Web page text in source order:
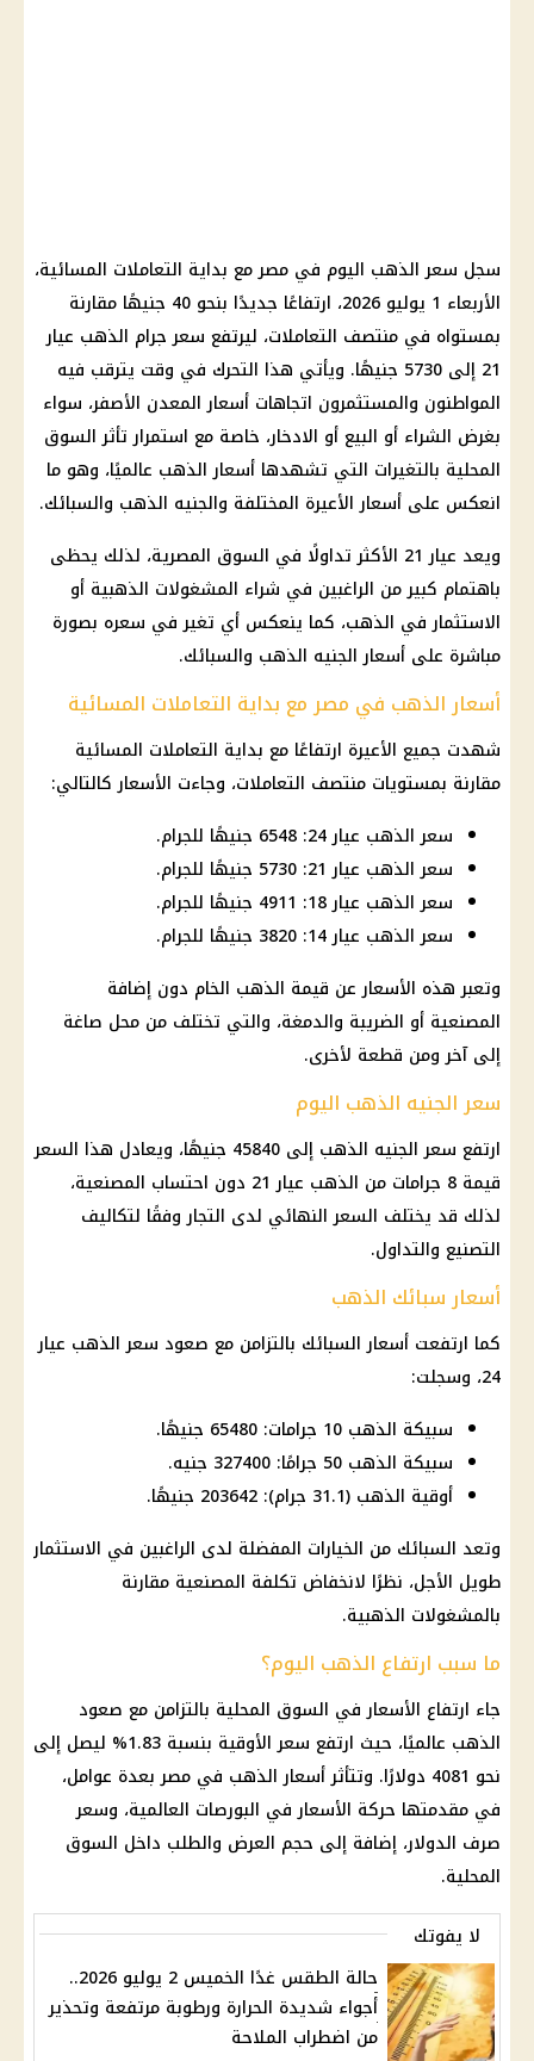
سجل سعر الذهب اليوم في مصر مع بداية التعاملات المسائية،
الأربعاء 1 يوليو 2026، ارتفاعًا جديدًا بنحو 40 جنيهًا مقارنة
بمستواه في منتصف التعاملات، ليرتفع سعر جرام الذهب عيار
21 إلى 5730 جنيهًا. ويأتي هذا التحرك في وقت يترقب فيه
المواطنون والمستثمرون اتجاهات أسعار المعدن الأصفر، سواء
بغرض الشراء أو البيع أو الادخار، خاصة مع استمرار تأثر السوق
المحلية بالتغيرات التي تشهدها أسعار الذهب عالميًا، وهو ما
انعكس على أسعار الأعيرة المختلفة والجنيه الذهب والسبائك.
ويعد عيار 21 الأكثر تداولًا في السوق المصرية، لذلك يحظى
باهتمام كبير من الراغبين في شراء المشغولات الذهبية أو
الاستثمار في الذهب، كما ينعكس أي تغير في سعره بصورة
مباشرة على أسعار الجنيه الذهب والسبائك.
أسعار الذهب في مصر مع بداية التعاملات المسائية
شهدت جميع الأعيرة ارتفاعًا مع بداية التعاملات المسائية
مقارنة بمستويات منتصف التعاملات، وجاءت الأسعار كالتالي:
سعر الذهب عيار 24: 6548 جنيهًا للجرام.
سعر الذهب عيار 21: 5730 جنيهًا للجرام.
سعر الذهب عيار 18: 4911 جنيهًا للجرام.
سعر الذهب عيار 14: 3820 جنيهًا للجرام.
وتعبر هذه الأسعار عن قيمة الذهب الخام دون إضافة
المصنعية أو الضريبة والدمغة، والتي تختلف من محل صاغة
إلى آخر ومن قطعة لأخرى.
سعر الجنيه الذهب اليوم
ارتفع سعر الجنيه الذهب إلى 45840 جنيهًا، ويعادل هذا السعر
قيمة 8 جرامات من الذهب عيار 21 دون احتساب المصنعية،
لذلك قد يختلف السعر النهائي لدى التجار وفقًا لتكاليف
التصنيع والتداول.
أسعار سبائك الذهب
كما ارتفعت أسعار السبائك بالتزامن مع صعود سعر الذهب عيار
24، وسجلت:
سبيكة الذهب 10 جرامات: 65480 جنيهًا.
سبيكة الذهب 50 جرامًا: 327400 جنيه.
أوقية الذهب (31.1 جرام): 203642 جنيهًا.
وتعد السبائك من الخيارات المفضلة لدى الراغبين في الاستثمار
طويل الأجل، نظرًا لانخفاض تكلفة المصنعية مقارنة
بالمشغولات الذهبية.
ما سبب ارتفاع الذهب اليوم؟
جاء ارتفاع الأسعار في السوق المحلية بالتزامن مع صعود
الذهب
عالميًا، حيث ارتفع سعر الأوقية بنسبة 1.83% ليصل إلى
نحو 4081 دولارًا. وتتأثر
أسعار الذهب في مصربعدة عوامل،
في مقدمتها حركة الأسعار في البورصات العالمية، وسعر
صرف الدولار، إضافة إلى حجم العرض والطلب داخل السوق
المحلية.
لا يفوتك
حالة الطقس غدًا الخميس 2 يوليو 2026..
أجواء شديدة الحرارة ورطوبة مرتفعة وتحذير
من اضطراب الملاحة